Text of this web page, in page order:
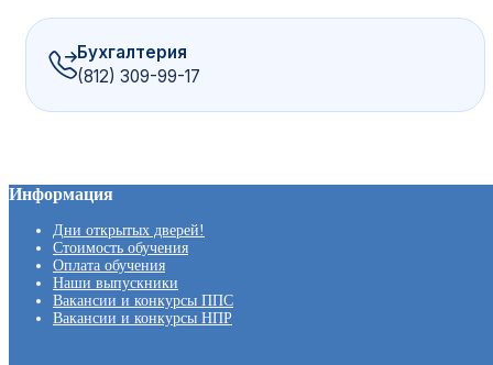
Бухгалтерия
(812) 309-99-17
Информация
Дни открытых дверей!
Стоимость обучения
Оплата обучения
Наши выпускники
Вакансии и конкурсы ППС
Вакансии и конкурсы НПР